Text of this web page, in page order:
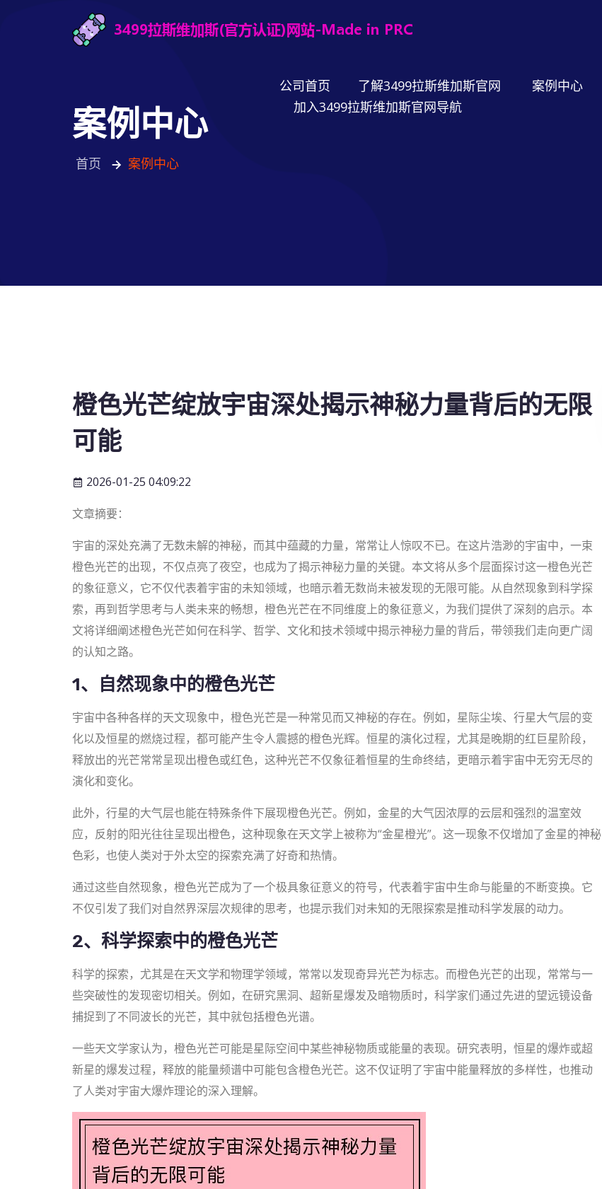
公司首页 了解3499拉斯维加斯官网 案例中心
加入3499拉斯维加斯官网导航
案例中心
首页 案例中心
橙色光芒绽放宇宙深处揭示神秘力量背后的无限
可能
2026-01-25 04:09:22
文章摘要：
宇宙的深处充满了无数未解的神秘，而其中蕴藏的力量，常常让人惊叹不已。在这片浩渺的宇宙中，一束
橙色光芒的出现，不仅点亮了夜空，也成为了揭示神秘力量的关键。本文将从多个层面探讨这一橙色光芒
的象征意义，它不仅代表着宇宙的未知领域，也暗示着无数尚未被发现的无限可能。从自然现象到科学探
索，再到哲学思考与人类未来的畅想，橙色光芒在不同维度上的象征意义，为我们提供了深刻的启示。本
文将详细阐述橙色光芒如何在科学、哲学、文化和技术领域中揭示神秘力量的背后，带领我们走向更广阔
的认知之路。
1、自然现象中的橙色光芒
宇宙中各种各样的天文现象中，橙色光芒是一种常见而又神秘的存在。例如，星际尘埃、行星大气层的变
化以及恒星的燃烧过程，都可能产生令人震撼的橙色光辉。恒星的演化过程，尤其是晚期的红巨星阶段，
释放出的光芒常常呈现出橙色或红色，这种光芒不仅象征着恒星的生命终结，更暗示着宇宙中无穷无尽的
演化和变化。
此外，行星的大气层也能在特殊条件下展现橙色光芒。例如，金星的大气因浓厚的云层和强烈的温室效
应，反射的阳光往往呈现出橙色，这种现象在天文学上被称为“金星橙光”。这一现象不仅增加了金星的神秘
色彩，也使人类对于外太空的探索充满了好奇和热情。
通过这些自然现象，橙色光芒成为了一个极具象征意义的符号，代表着宇宙中生命与能量的不断变换。它
不仅引发了我们对自然界深层次规律的思考，也提示我们对未知的无限探索是推动科学发展的动力。
2、科学探索中的橙色光芒
科学的探索，尤其是在天文学和物理学领域，常常以发现奇异光芒为标志。而橙色光芒的出现，常常与一
些突破性的发现密切相关。例如，在研究黑洞、超新星爆发及暗物质时，科学家们通过先进的望远镜设备
捕捉到了不同波长的光芒，其中就包括橙色光谱。
一些天文学家认为，橙色光芒可能是星际空间中某些神秘物质或能量的表现。研究表明，恒星的爆炸或超
新星的爆发过程，释放的能量频谱中可能包含橙色光芒。这不仅证明了宇宙中能量释放的多样性，也推动
了人类对宇宙大爆炸理论的深入理解。